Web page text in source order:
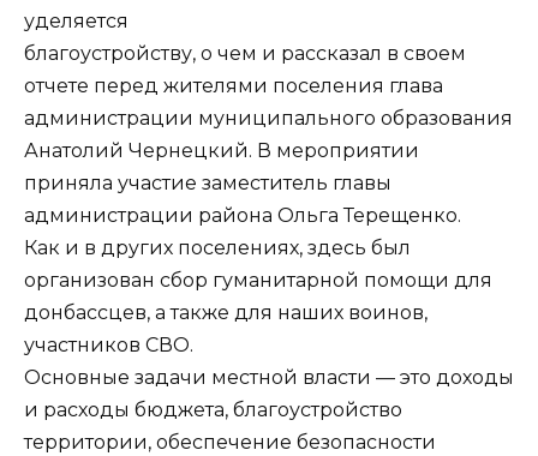
уделяется
благоустройству, о чем и рассказал в своем
отчете перед жителями поселения глава
администрации муниципального образования
Анатолий Чернецкий. В мероприятии
приняла участие заместитель главы
администрации района Ольга Терещенко.
Как и в других поселениях, здесь был
организован сбор гуманитарной помощи для
донбассцев, а также для наших воинов,
участников СВО.
Основные задачи местной власти — это доходы
и расходы бюджета, благоустройство
территории, обеспечение безопасности